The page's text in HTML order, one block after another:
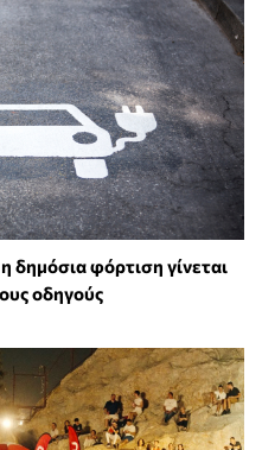
δημόσια φόρτιση γίνεται
οδηγούς